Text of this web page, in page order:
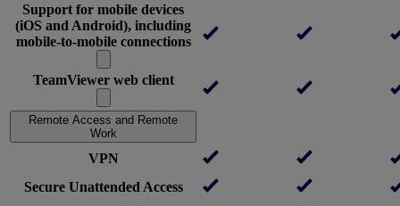
Support for mobile devices
(iOS and Android), including
mobile-to-mobile connections
TeamViewer web client
Remote Access and Remote
Work
VPN
Secure Unattended Access